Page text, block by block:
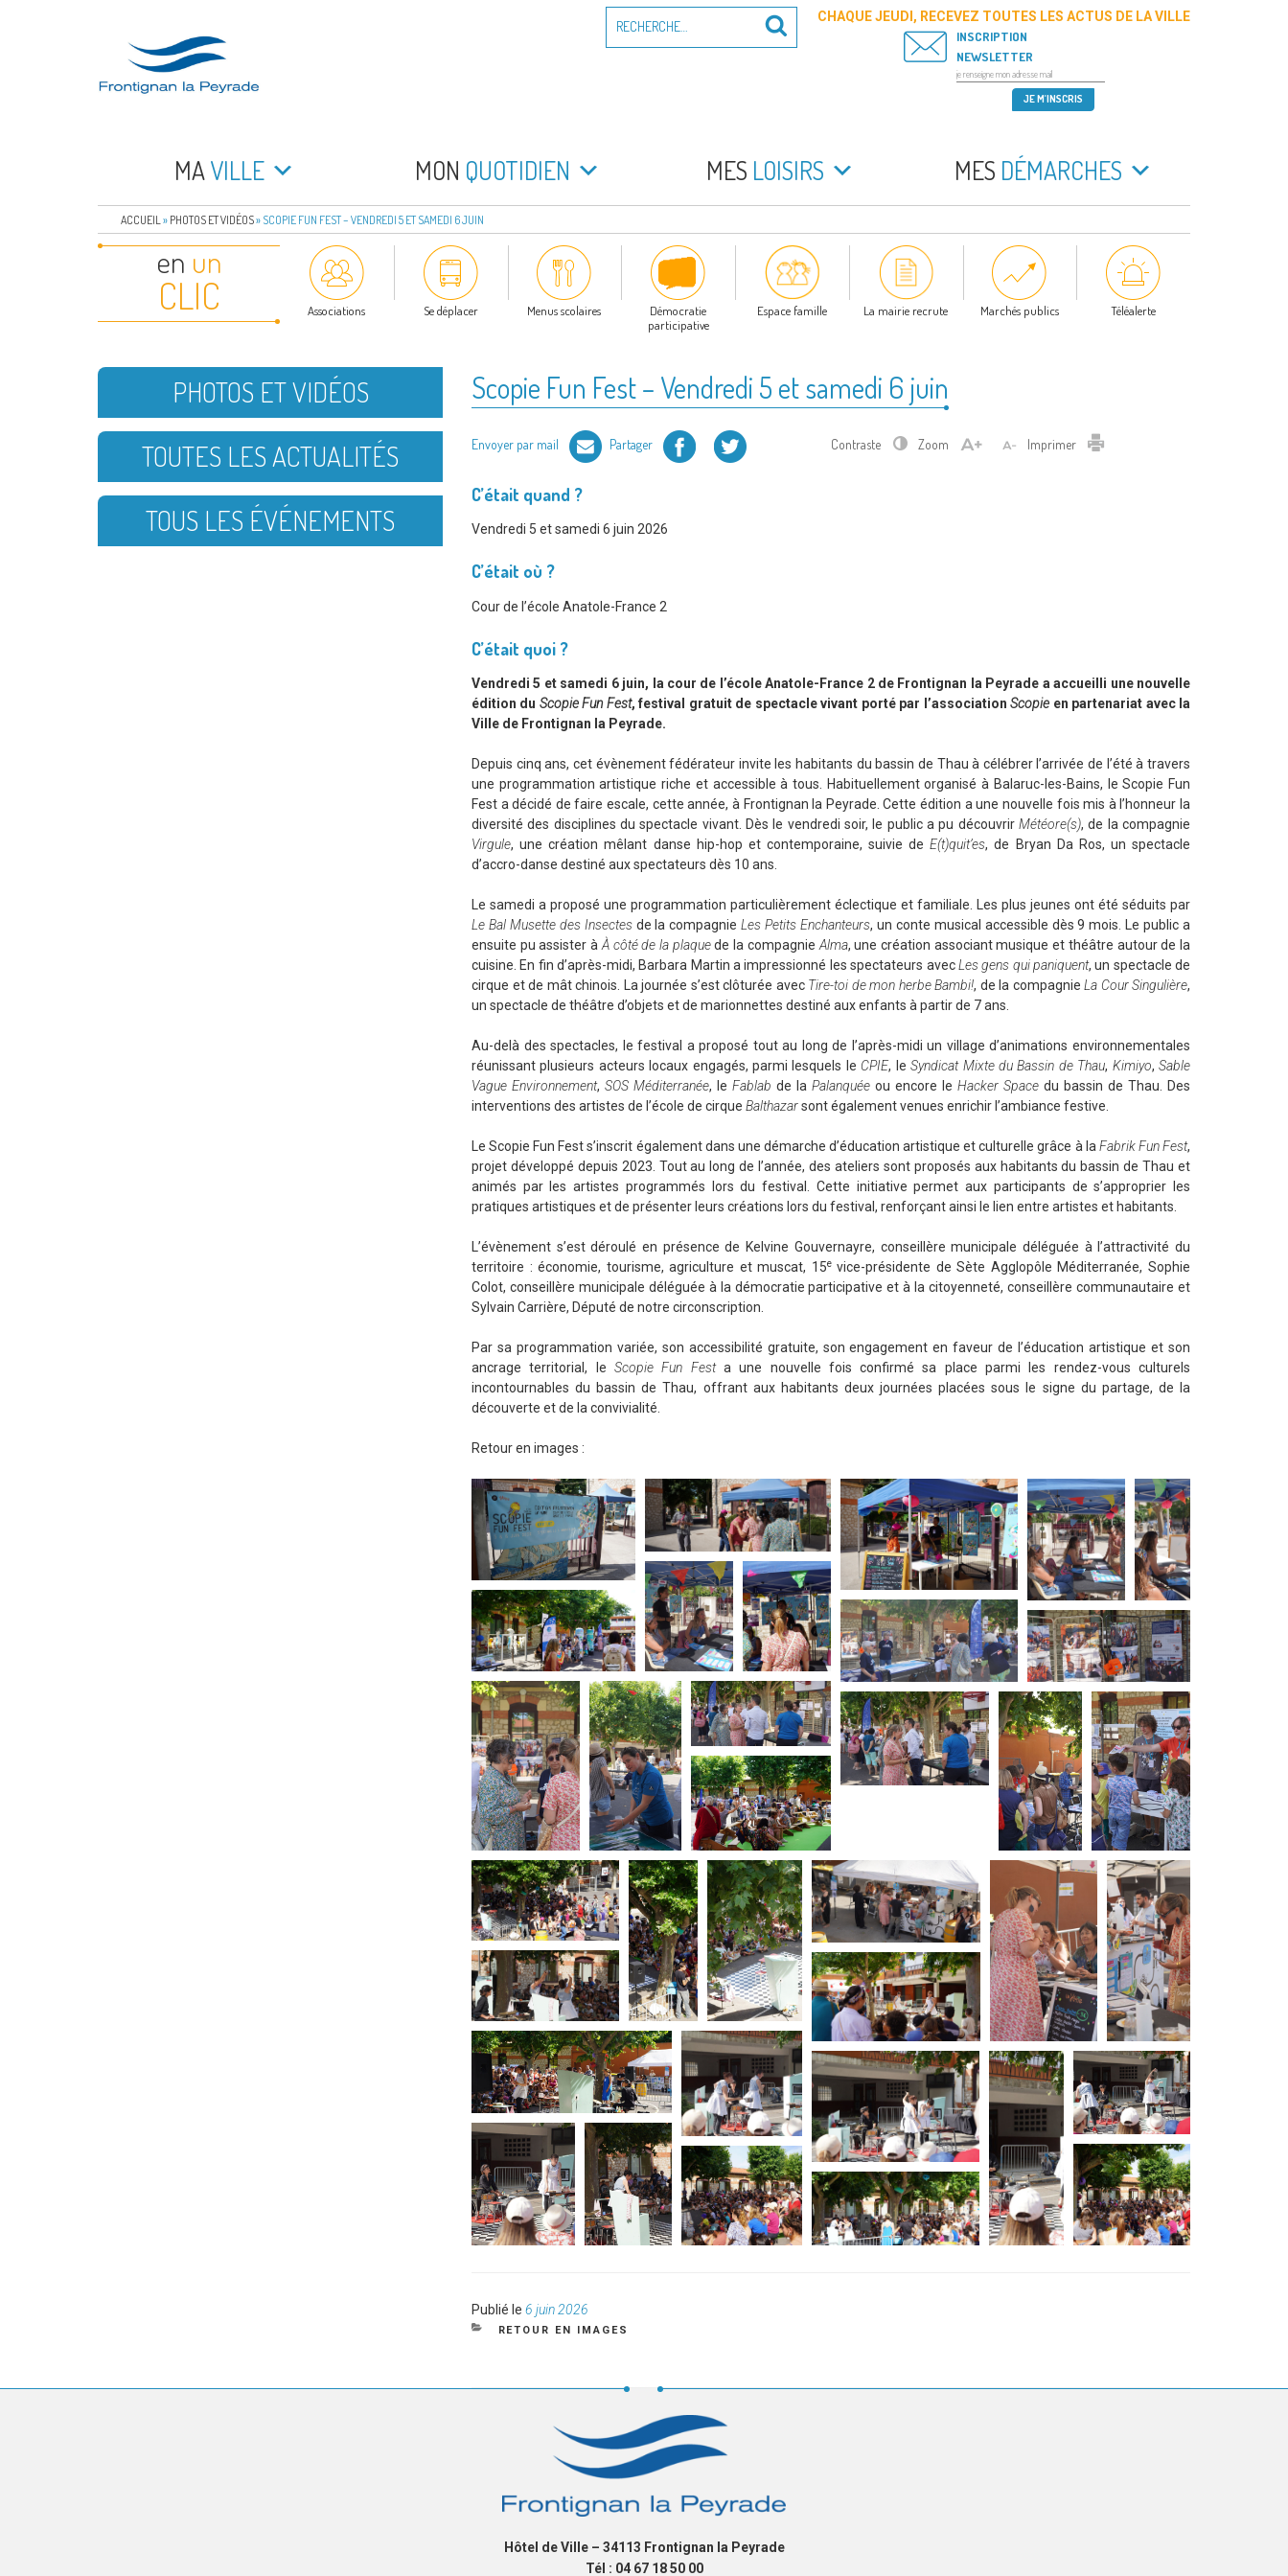
FRONTIGNAN LA PEYRADE
pour
Recherche
CHAQUE JEUDI, RECEVEZ TOUTES LES ACTUS DE LA VILLE
INSCRIPTION
NEWSLETTER
MAVILLE MON QUOTIDIEN MES LOISIRS MES DÉMARCHES
ACCUEIL » PHOTOS ET VIDÉOS» SCOPIE FUN FEST – VENDREDI 5 ET SAMEDI 6 JUIN
en un
CLIC Associations Se déplacer Menus scolaires
Démocratie
participative
Espace famille La mairie recrute Marchés publics Téléalerte
Scopie Fun Fest – Vendredi 5 et samedi 6 juin
Envoyer par mail Partager Facebook Twitter Contraste Zoom Imprimer Imprimer
C’était quand ?
Vendredi 5 et samedi 6 juin 2026
C’était où ?
Cour de l’école Anatole-France 2
C’était quoi ?
Vendredi 5 et samedi 6 juin, la cour de l’école Anatole-France 2 de Frontignan la Peyrade a accueilli une nouvelle
édition du Scopie Fun Fest, festival gratuit de spectacle vivant porté par l’associationScopie en partenariat avec la
Ville de Frontignan la Peyrade.
Depuis cinq ans, cet évènement fédérateur invite les habitants du bassin de Thau à célébrer l’arrivée de l’été à travers
une programmation artistique riche et accessible à tous. Habituellement organisé à Balaruc-les-Bains, le Scopie Fun
Fest a décidé de faire escale, cette année, à Frontignan la Peyrade. Cette édition a une nouvelle fois mis à l’honneur la
diversité des disciplines du spectacle vivant. Dès le vendredi soir, le public a pu découvrir Météore(s), de la compagnie
Virgule, une création mêlant danse hip-hop et contemporaine, suivie deE(t)quit’es, de Bryan Da Ros, un spectacle
d’accro-danse destiné aux spectateurs dès 10 ans.
Le samedi a proposé une programmation particulièrement éclectique et familiale. Les plus jeunes ont été séduits par
Le Bal Musette des Insectesde la compagnieLes Petits Enchanteurs, un conte musical accessible dès 9 mois. Le public a
ensuite pu assister à À côté de la plaquede la compagnie Alma, une création associant musique et théâtre autour de la
cuisine. En fin d’après-midi, Barbara Martin a impressionné les spectateurs avecLes gens qui paniquent, un spectacle de
cirque et de mât chinois. La journée s’est clôturée avec Tire-toi de mon herbe Bambi!, de la compagnie La Cour Singulière,
un spectacle de théâtre d’objets et de marionnettes destiné aux enfants à partir de 7 ans.
Au-delà des spectacles, le festival a proposé tout au long de l’après-midi un village d’animations environnementales
réunissant plusieurs acteurs locaux engagés, parmi lesquels le CPIE, leSyndicat Mixte du Bassin de Thau, Kimiyo,Sable
Vague Environnement, SOS Méditerranée, le Fablab de la Palanquée ou encore le Hacker Space du bassin de Thau. Des
interventions des artistes de l’école de cirque Balthazarsont également venues enrichir l’ambiance festive.
Le Scopie Fun Fest s’inscrit également dans une démarche d’éducation artistique et culturelle grâce à la Fabrik Fun Fest,
projet développé depuis 2023. Tout au long de l’année, des ateliers sont proposés aux habitants du bassin de Thau et
animés par les artistes programmés lors du festival. Cette initiative permet aux participants de s’approprier les
pratiques artistiques et de présenter leurs créations lors du festival, renforçant ainsi le lien entre artistes et habitants.
L’évènement s’est déroulé en présence de Kelvine Gouvernayre, conseillère municipale déléguée à l’attractivité du
territoire : économie, tourisme, agriculture et muscat, 15evice-présidente de Sète Agglopôle Méditerranée, Sophie
Colot, conseillère municipale déléguée à la démocratie participative et à la citoyenneté, conseillère communautaire et
Sylvain Carrière, Député de notre circonscription.
Par sa programmation variée, son accessibilité gratuite, son engagement en faveur de l’éducation artistique et son
ancrage territorial, le Scopie Fun Festa une nouvelle fois confirmé sa place parmi les rendez-vous culturels
incontournables du bassin de Thau, offrant aux habitants deux journées placées sous le signe du partage, de la
découverte et de la convivialité.
Retour en images :
Publié le Publié
le
6 juin 2026
CATÉGORIES
RETOUR EN IMAGES
PHOTOS ET VIDÉOS
TOUTES LES ACTUALITÉS
TOUS LES ÉVÉNEMENTS
Hôtel de Ville – 34113 Frontignan la Peyrade
Tél : 04 67 18 50 00